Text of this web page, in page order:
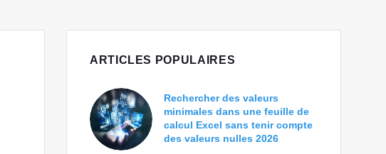
ARTICLES POPULAIRES
Rechercher des valeurs
minimales dans une feuille de
calcul Excel sans tenir compte
des valeurs nulles 2026